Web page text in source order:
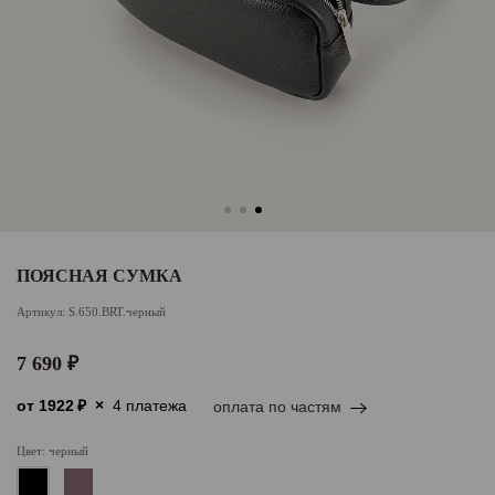
ПОЯСНАЯ СУМКА
Артикул: S.650.BRT.черный
7 690 ₽
от 1922₽ × 4 платежа оплата по частям
Цвет: черный